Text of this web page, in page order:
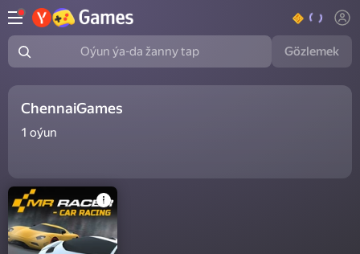
Oýun ýa-da žanny tap Gözlemek
ChennaiGames
1 oýun